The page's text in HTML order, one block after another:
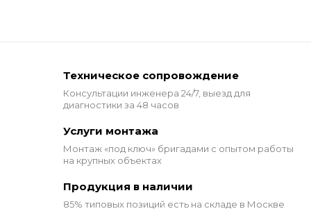
Техническое сопровождение
Консультации инженера 24/7, выезд для
диагностики за 48 часов
Услуги монтажа
Монтаж «под ключ» бригадами с опытом работы
на крупных объектах
Продукция в наличии
85% типовых позиций есть на складе в Москве